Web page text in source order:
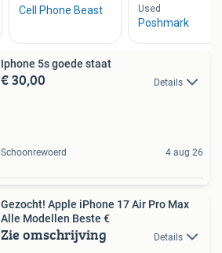
Iphone 5s goede staat
€ 30,00 Details
Schoonrewoerd 4 aug 26
Gezocht! Apple iPhone 17 Air Pro Max
Alle Modellen Beste €
Zie omschrijving Details